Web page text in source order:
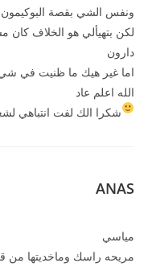
ونفس الشي بقصة
لكن بتهيألي هو الخلاف كان
دارون
اما غير هيك ما ظنيت في
الله اعلم عاد
شكرا الك لفت انتباهي
ANAS
مياسي
مريحه راسك وماخديتها من